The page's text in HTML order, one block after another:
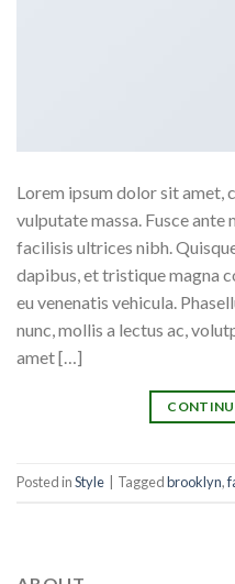
Lorem ipsum dolor sit amet,
vulputate massa. Fusce ante
facilisis ultrices nibh.
dapibus, et tristique magna
eu venenatis vehicula.
nunc, mollis a lectus ac,
amet […]
Posted inStyle Taggedbrooklyn,